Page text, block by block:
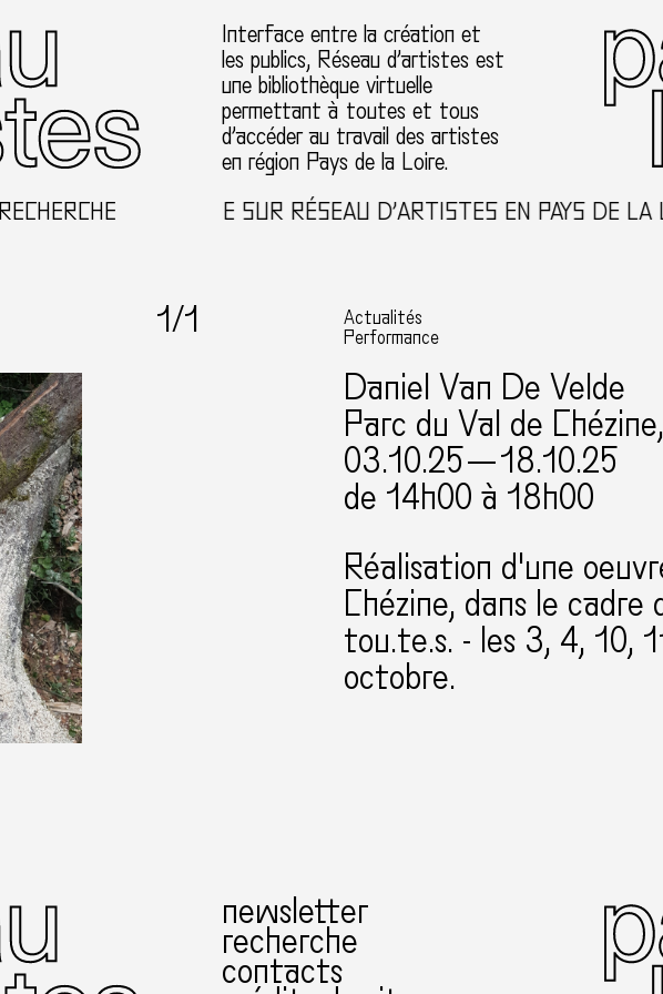
Interface entre la création et
les publics, Réseau d’artistes est
une bibliothèque virtuelle
permettant à toutes et tous
d’accéder au travail des artistes
en région Pays de la Loire.
RECHERCHEBIENVENUE SUR RÉSEAU D’ARTISTES EN PAYS DE
1/1
Actualités
Performance
Daniel Van De Velde
Parc du Val de
03.10.25 — 18.10.25
de 14h00 à 18h00
Réalisation d'une
Chézine, dans le
tou.te.s. - les 3, 4, 10,
octobre.
newsletter
recherche
contacts